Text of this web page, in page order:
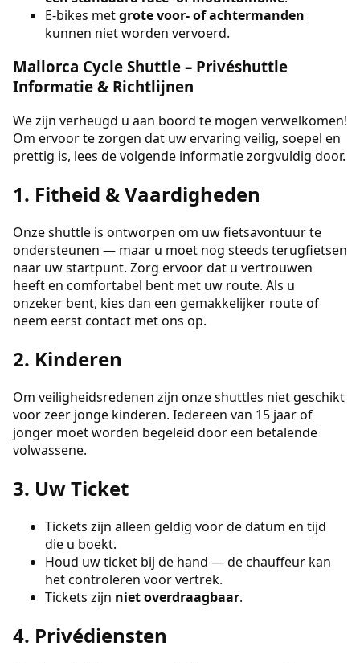
E-bikes metgrote voor- of achtermanden
kunnen niet worden vervoerd.
Mallorca Cycle Shuttle – Privéshuttle
Informatie & Richtlijnen
We zijn verheugd u aan boord te mogen verwelkomen!
Om ervoor te zorgen dat uw ervaring veilig, soepel en
prettig is, lees de volgende informatie zorgvuldig door.
1. Fitheid & Vaardigheden
Onze shuttle is ontworpen om uw fietsavontuur te
ondersteunen — maar u moet nog steeds terugfietsen
naar uw startpunt. Zorg ervoor dat u vertrouwen
heeft en comfortabel bent met uw route. Als u
onzeker bent, kies dan een gemakkelijker route of
neem eerst contact met ons op.
2. Kinderen
Om veiligheidsredenen zijn onze shuttles niet geschikt
voor zeer jonge kinderen. Iedereen van 15 jaar of
jonger moet worden begeleid door een betalende
volwassene.
3. Uw Ticket
Tickets zijn alleen geldig voor de datum en tijd
die u boekt.
Houd uw ticket bij de hand — de chauffeur kan
het controleren voor vertrek.
Tickets zijn niet overdraagbaar.
4. Privédiensten